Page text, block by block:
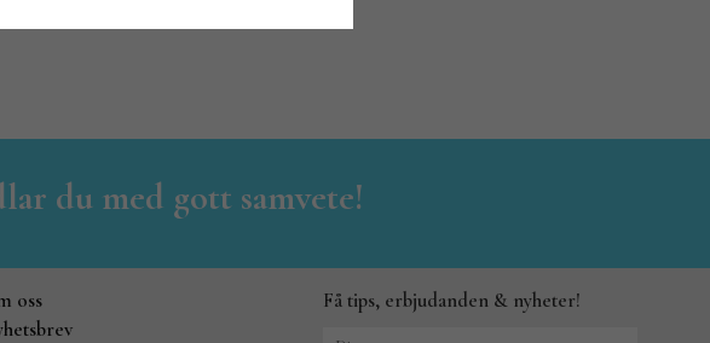
du med gott samvete!
oss
Få tips, erbjudanden & nyheter!